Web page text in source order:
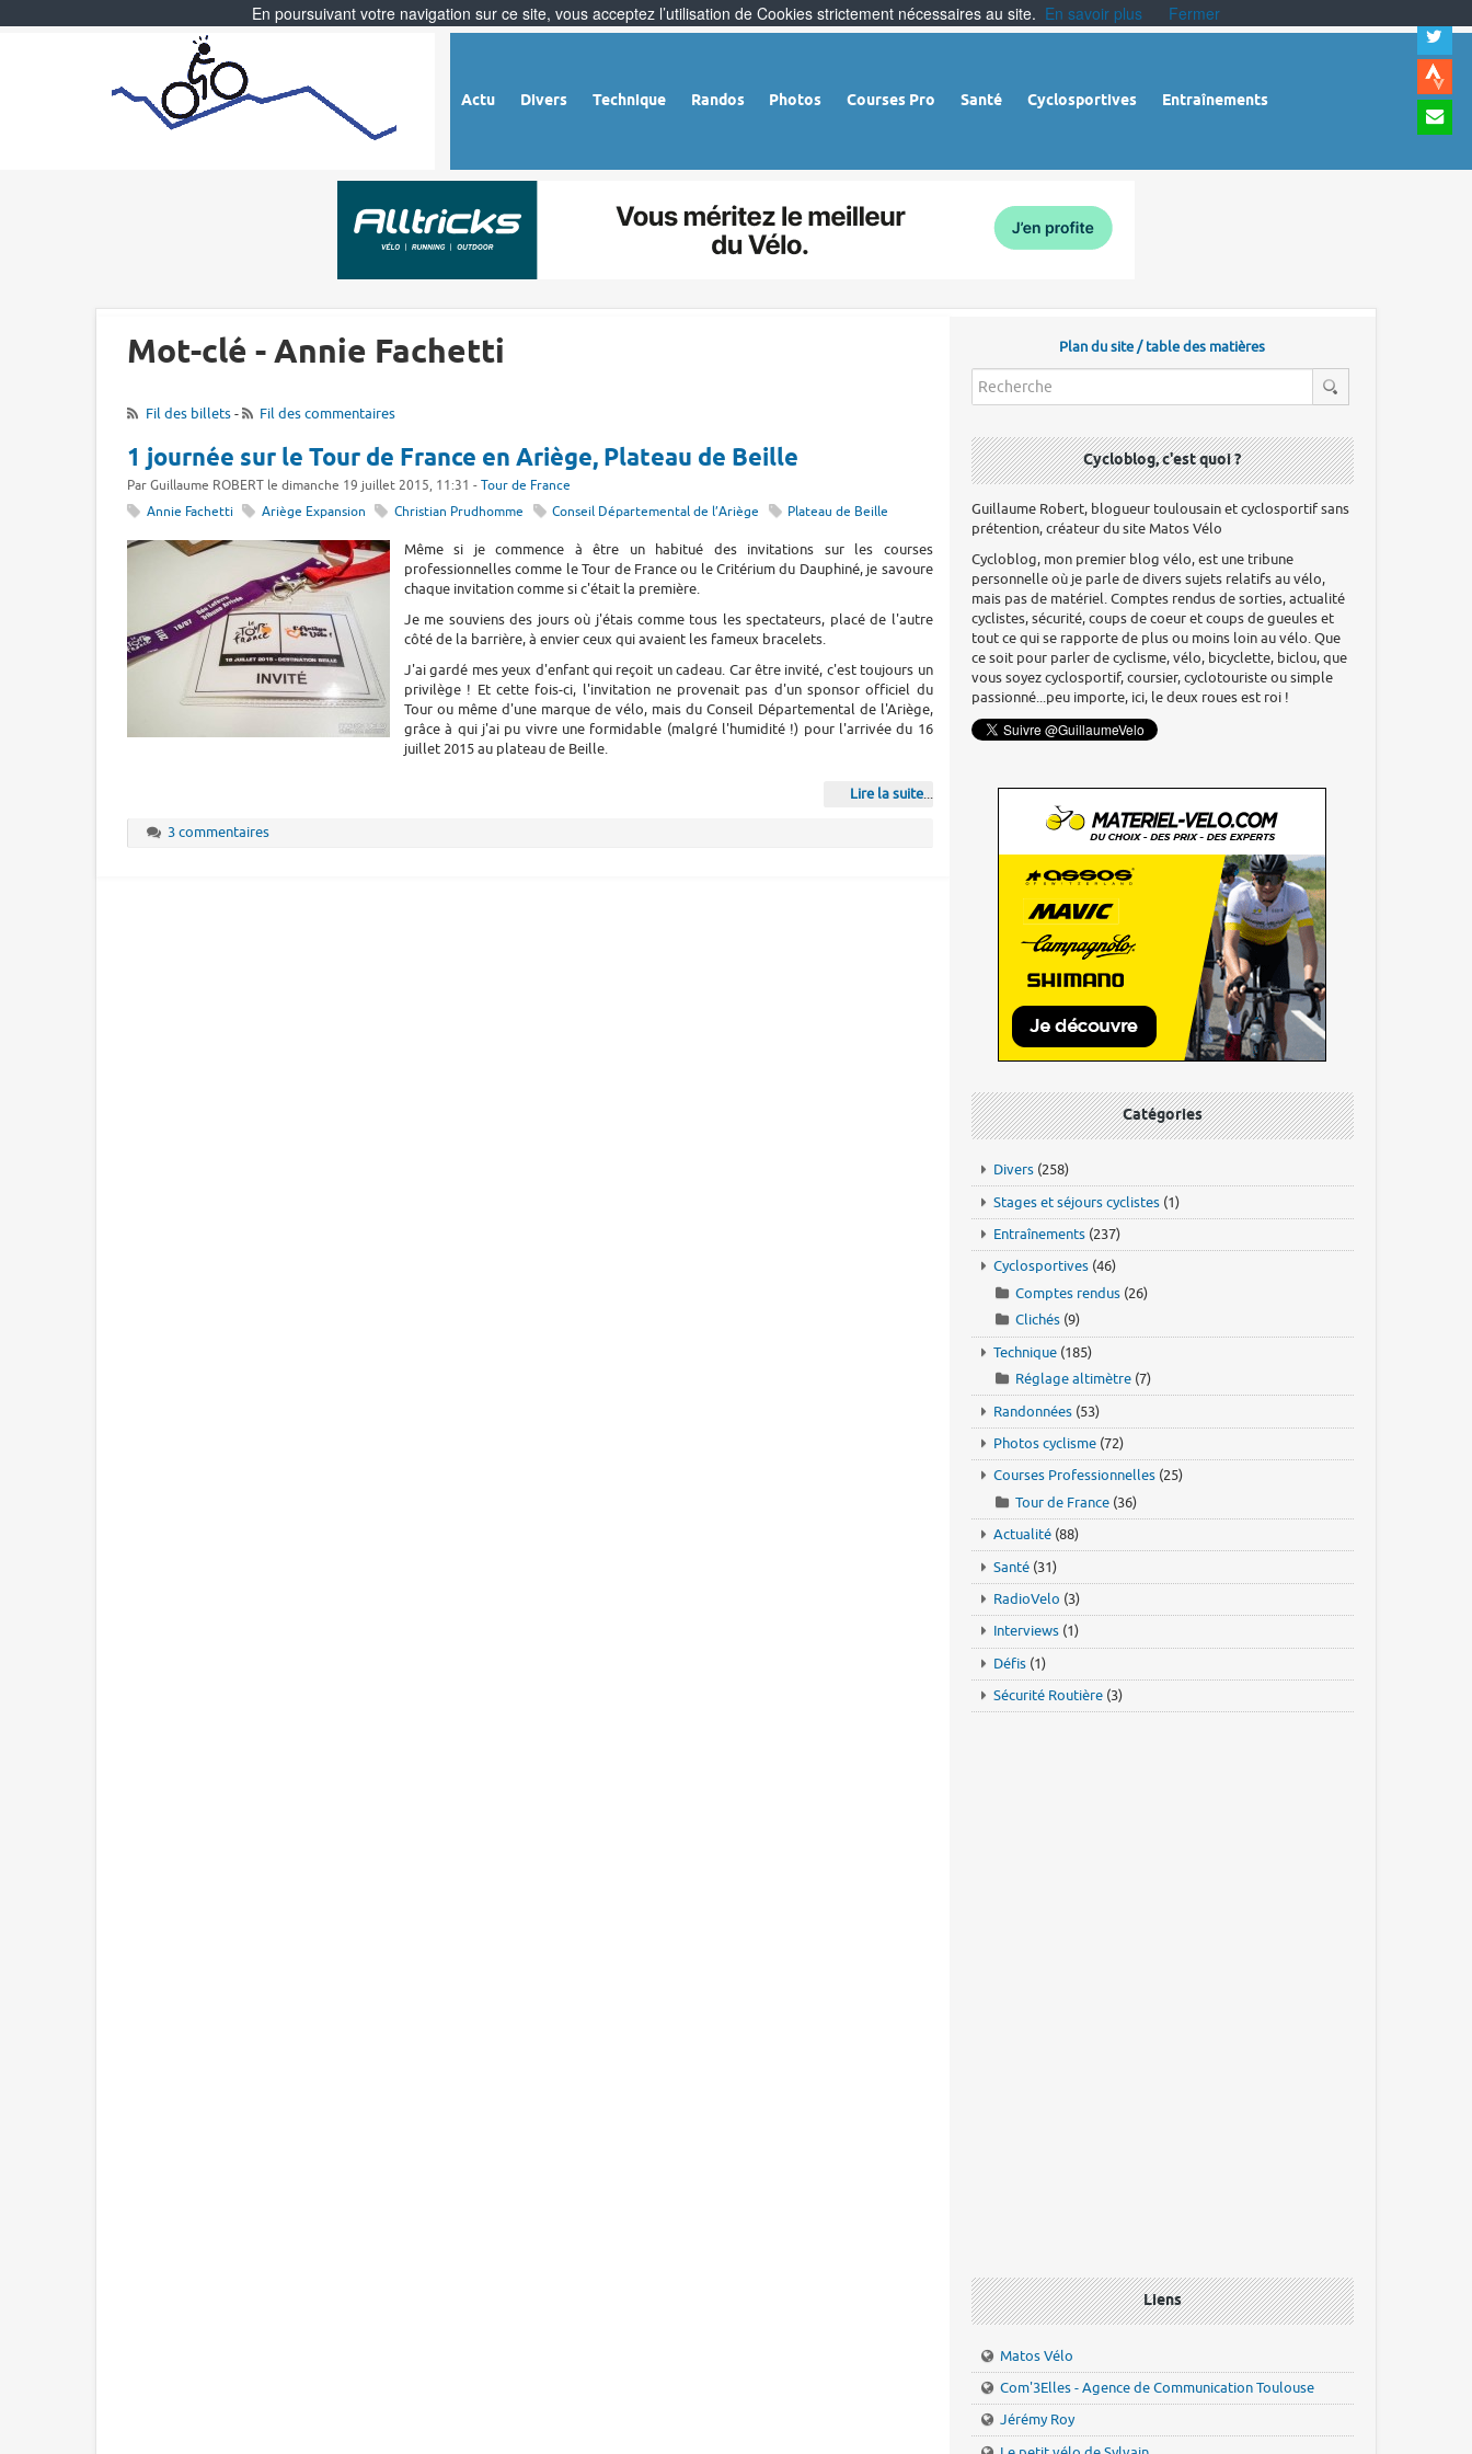
Actu Divers Technique Randos Photos Courses Pro Santé Cyclosportives Entraînements
à
Mot-clé - Annie Fachetti
Fil des billets- Fil des commentaires
1 journée sur le Tour de France en Ariège, Plateau de Beille
Par Guillaume ROBERT le dimanche 19 juillet 2015, 11:31 - Tour de France
Annie Fachetti
Ariège Expansion Christian Prudhomme Conseil Départemental de l’Ariège Plateau de Beille
Même si je commence à être un habitué des invitations sur les courses
professionnelles comme le Tour de France ou le Critérium du Dauphiné, je savoure
chaque invitation comme si c'était la première.
Je me souviens des jours où j'étais comme tous les spectateurs, placé de l'autre
côté de la barrière, à envier ceux qui avaient les fameux bracelets.
J'ai gardé mes yeux d'enfant qui reçoit un cadeau. Car être invité, c'est toujours un
privilège ! Et cette fois-ci, l'invitation ne provenait pas d'un sponsor officiel du
Tour ou même d'une marque de vélo, mais du Conseil Départemental de l'Ariège,
grâce à qui j'ai pu vivre une formidable (malgré l'humidité !) pour l'arrivée du 16
juillet 2015 au plateau de Beille.
Lire la suite...
3 commentaires
Plan du site / table des matières
Cycloblog, c'est quoi ?
Guillaume Robert, blogueur toulousain et cyclosportif sans
prétention, créateur du site Matos Vélo
Cycloblog, mon premier blog vélo, est une tribune
personnelle où je parle de divers sujets relatifs au vélo,
mais pas de matériel. Comptes rendus de sorties, actualité
cyclistes, sécurité, coups de coeur et coups de gueules et
tout ce qui se rapporte de plus ou moins loin au vélo. Que
ce soit pour parler de cyclisme, vélo, bicyclette, biclou, que
vous soyez cyclosportif, coursier, cyclotouriste ou simple
passionné...peu importe, ici, le deux roues est roi !
Catégories
Divers (258)
Stages et séjours cyclistes (1)
Entraînements (237)
Cyclosportives (46)
Comptes rendus (26)
Clichés (9)
Technique (185)
Réglage altimètre (7)
Randonnées (53)
Photos cyclisme (72)
Courses Professionnelles (25)
Tour de France (36)
Actualité (88)
Santé (31)
RadioVelo (3)
Interviews (1)
Défis (1)
Sécurité Routière (3)
Liens
Matos Vélo
Com'3Elles - Agence de Communication Toulouse
Jérémy Roy
En poursuivant votre navigation sur ce site, vous acceptez l’utilisation de Cookies strictement nécessaires au site. En savoir plus Fermer